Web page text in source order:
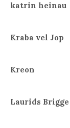
katrin heinau
Kraba vel Jop
Kreon
Laurids Brigge